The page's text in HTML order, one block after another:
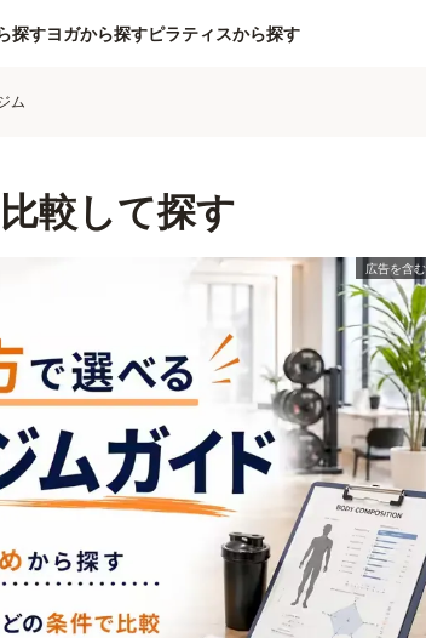
探すヨガから探すピラティスから探す
ム
較して探す